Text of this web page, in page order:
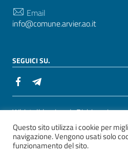
Email
info@comune.arvier.ao.it
SEGUICI SU.
Sezione Link Utili
Whistelblowing | Dichiarazione
grafico ItaliaWP2 | Basato
AgID
Questo sito utilizza i cookie per
navigazione. Vengono usati solo
funzionamento del sito.